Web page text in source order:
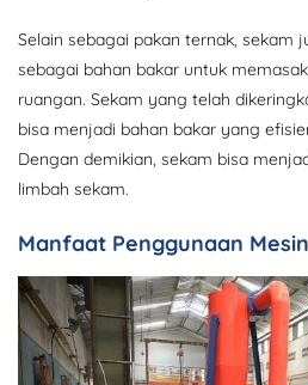
Selain sebagai pakan ternak, sekam
sebagai bahan bakar untuk
ruangan. Sekam yang telah
bisa menjadi bahan bakar yang
Dengan demikian, sekam bisa
limbah sekam.
Manfaat Penggunaan